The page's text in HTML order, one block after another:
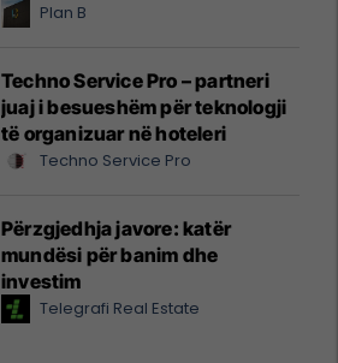
Plan B
Techno Service Pro – partneri
juaj i besueshëm për teknologji
të organizuar në hoteleri
Techno Service Pro
Përzgjedhja javore: katër
mundësi për banim dhe
investim
Telegrafi Real Estate